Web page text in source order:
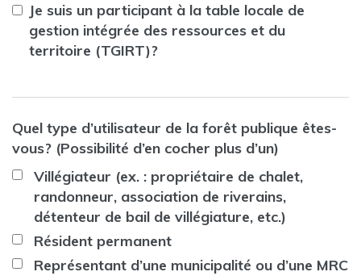
Je suis un participant à la table locale de
gestion intégrée des ressources et du
territoire (TGIRT)?
Quel type d’utilisateur de la forêt publique êtes-
vous? (Possibilité d’en cocher plus d’un)
Villégiateur (ex. : propriétaire de chalet,
randonneur, association de riverains,
détenteur de bail de villégiature, etc.)
Résident permanent
Représentant d’une municipalité ou d’une MRC